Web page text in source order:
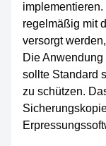
regelmäßig mit
versorgt
Die
sollte Standard
zu schützen.